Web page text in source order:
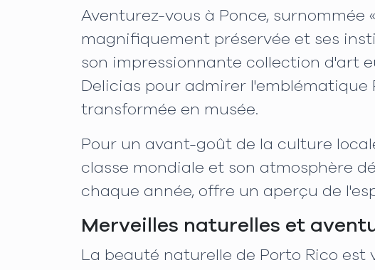
Aventurez-vous à Ponce, surnommée
magnifiquement préservée et ses
son impressionnante collection d'art
Delicias pour admirer
transformée en musée.
Pour un avant-goût de la culture
classe mondiale et son atmosphère
chaque année, offre un aperçu de
Merveilles naturelles et
La beauté naturelle de Porto Rico